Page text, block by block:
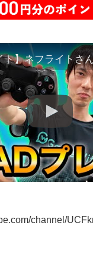
channel/